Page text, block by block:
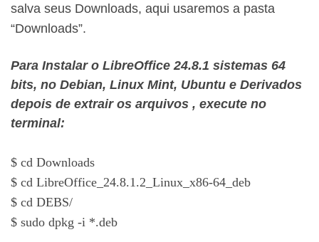
salva seus Downloads, aqui usaremos a pasta
“Downloads”.
Para Instalar o LibreOffice 24.8.1 sistemas 64
bits, no Debian, Linux Mint, Ubuntu e Derivados
depois de extrair os arquivos , execute no
terminal:
$ cd Downloads
$ cd LibreOffice_24.8.1.2_Linux_x86-64_deb
$ cd DEBS/
$ sudo dpkg -i *.deb